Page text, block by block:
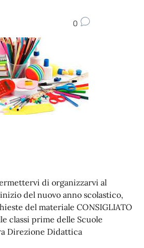
0
di organizzarvi al
del nuovo anno scolastico,
del materiale CONSIGLIATO
classi prime delle Scuole
Direzione Didattica